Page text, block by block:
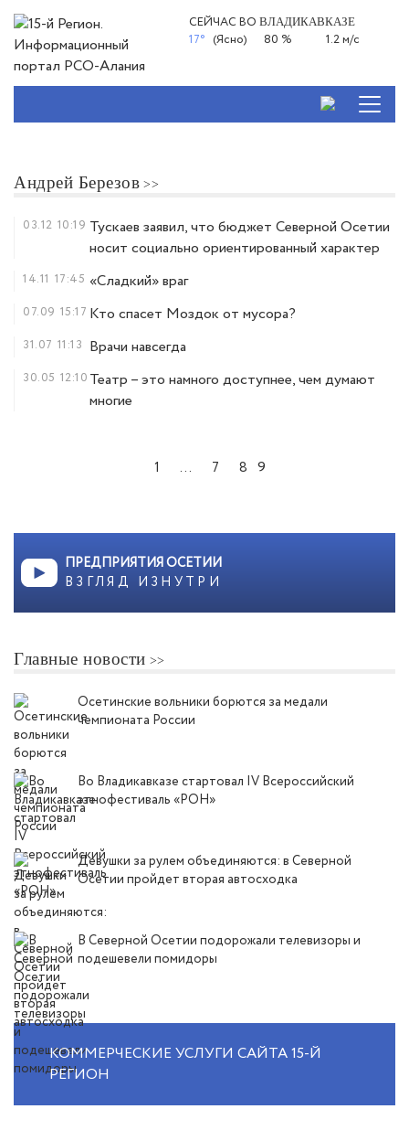
СЕЙЧАС ВОВЛАДИКАВКАЗЕ
17° (Ясно) 80 % 1.2 м/с
Андрей Березов
03.12 10:19 Тускаев заявил, что бюджет Северной Осетии
носит социально ориентированный характер
14.11 17:45 «Сладкий» враг
07.09 15:17 Кто спасет Моздок от мусора?
31.07 11:13 Врачи навсегда
30.05 12:10 Театр – это намного доступнее, чем думают
многие
1 ... 7 8 9
ПРЕДПРИЯТИЯ ОСЕТИИ
ВЗГЛЯД ИЗНУТРИ
Главные новости
Осетинские вольники борются за медали
чемпионата России
Во Владикавказе стартовал IV Всероссийский
этнофестиваль «РОН»
Девушки за рулем объединяются: в Северной
Осетии пройдет вторая автосходка
В Северной Осетии подорожали телевизоры и
подешевели помидоры
КОММЕРЧЕСКИЕ УСЛУГИ САЙТА 15-Й
РЕГИОН